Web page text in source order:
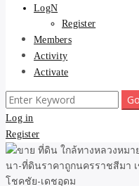
LogN
Register
Members
Activity
Activate
Search
for:
Log in
Register